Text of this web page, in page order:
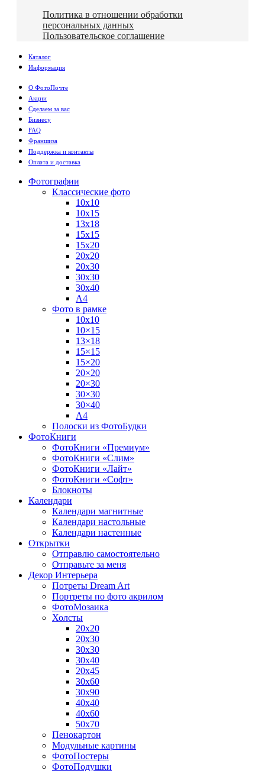
Политика в отношении обработки
персональных данных
Пользовательское соглашение
Каталог
Информация
О ФотоПочте
Акции
Сделаем за вас
Бизнесу
FAQ
Франшиза
Поддержка и контакты
Оплата и доставка
Фотографии
Классические фото
10х10
10х15
13х18
15х15
15х20
20х20
20х30
30х30
30х40
А4
Фото в рамке
10х10
10×15
13×18
15×15
15×20
20×20
20×30
30×30
30×40
A4
Полоски из ФотоБудки
ФотоКниги
ФотоКниги «Премиум»
ФотоКниги «Слим»
ФотоКниги «Лайт»
ФотоКниги «Софт»
Блокноты
Календари
Календари магнитные
Календари настольные
Календари настенные
Открытки
Отправлю самостоятельно
Отправьте за меня
Декор Интерьера
Потреты Dream Art
Портреты по фото акрилом
ФотоМозаика
Холсты
20х20
20х30
30х30
30х40
20х45
30х60
30х90
40х40
40х60
50х70
Пенокартон
Модульные картины
ФотоПостеры
ФотоПодушки